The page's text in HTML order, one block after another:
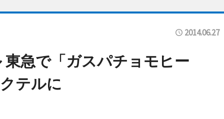
2014.06.27
急で「ガスパチョモヒー
テルに